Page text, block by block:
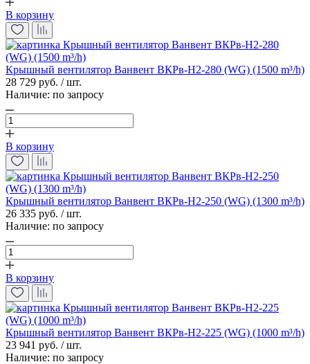
В корзину
Крышный вентилятор Ванвент ВКРв-Н2-280 (WG) (1500 m³/h)
28 729 руб. / шт.
Наличие: по запросу
В корзину
Крышный вентилятор Ванвент ВКРв-Н2-250 (WG) (1300 m³/h)
26 335 руб. / шт.
Наличие: по запросу
В корзину
Крышный вентилятор Ванвент ВКРв-Н2-225 (WG) (1000 m³/h)
23 941 руб. / шт.
Наличие: по запросу